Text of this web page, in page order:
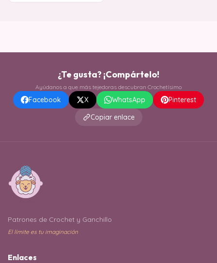
¿Te gusta? ¡Compártelo!
Ayúdanos a que más tejedoras descubran Crochetísimo
Facebook X WhatsApp
Pinterest
Copiar enlace
Patrones de Crochet y Ganchillo
El límite es tu imaginación
Enlaces